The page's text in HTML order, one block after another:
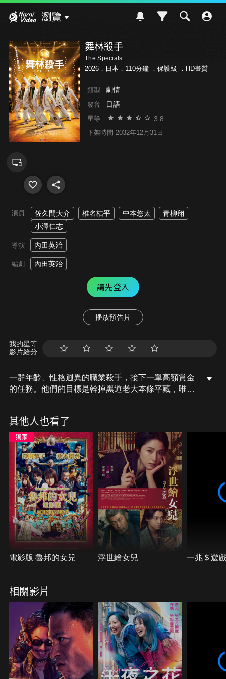
瀏覽
舞林殺手
The Specials
2026．日本．110分鐘 ． 保護級 ．HD畫質
類型 劇情
發音 日語
星等 3.8
下架時間 2032年12月31日
演員 佐久間大介 椎名桔平 中本悠太
青柳翔
小澤仁志
導演 內田英治
編劇 內田英治
請先登入
播放預告片
我的星等
影片給分
一群年齡、性格迥異的職業殺手，接下一單高額賞金
的任務。他們的目標是幹掉黑道老大本條平藏，唯一
挑戰認真的舞蹈比賽？而原本水火不容的殺手們卻逐
漸被舞蹈的魅力吸引，不知不覺中成了名副其實的
「舞林殺手」，一路過關斬將，朝冠軍之路晉級！
其他人也看了
電影版 魯邦的女兒 浮世繪女兒 一兆＄遊
相關影片